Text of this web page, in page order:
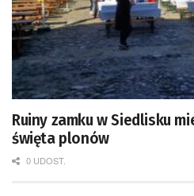
Ruiny zamku w Siedlisku
święta plonów
0 UDOST.